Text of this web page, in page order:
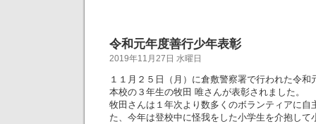
令和元年度善行少年表彰
2019年11月27日 水曜日
１１月２５日（月）に倉敷警察署で行われた令和
本校の３年生の牧田 唯さんが表彰されました。
牧田さんは１年次より数多くのボランティアに自
た、今年は登校中に怪我をした小学生を介抱して